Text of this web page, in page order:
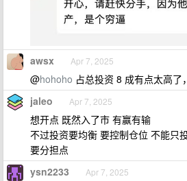
awsx Apr 7, 2025
@hohoho 占总投资 8 成有点太高了
jaleo Apr 7, 2025
想开点 既然入了市 有赢有输
不过投资要均衡 要控制仓位 不能只
要分担点
ysn2233 Apr 7, 2025